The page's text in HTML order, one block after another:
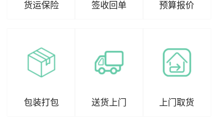
货运保险 签收回单 预算报价
包装打包 送货上门 上门取货